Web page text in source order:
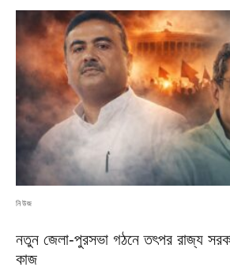
নিউজ
নতুন জেলা-পুরসভা গঠনে তৎপর রাজ্য
কাজ